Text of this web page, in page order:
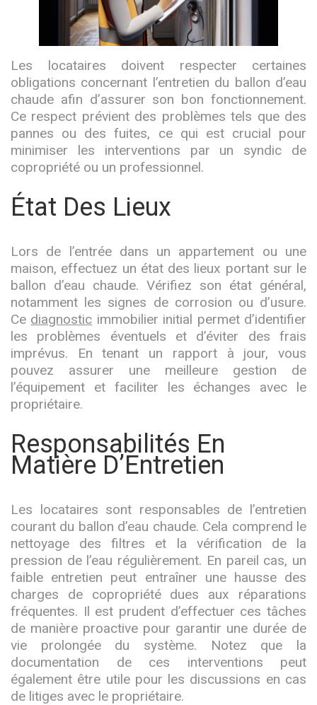
Les locataires doivent respecter certaines
obligations concernant l’entretien du ballon d’eau
chaude afin d’assurer son bon fonctionnement.
Ce respect prévient des problèmes tels que des
pannes ou des fuites, ce qui est crucial pour
minimiser les interventions par un syndic de
copropriété ou un professionnel.
État Des Lieux
Lors de l’entrée dans un appartement ou une
maison, effectuez un état des lieux portant sur le
ballon d’eau chaude. Vérifiez son état général,
notamment les signes de corrosion ou d’usure.
Ce diagnostic immobilier initial permet d’identifier
les problèmes éventuels et d’éviter des frais
imprévus. En tenant un rapport à jour, vous
pouvez assurer une meilleure gestion de
l’équipement et faciliter les échanges avec le
propriétaire.
Responsabilités En
Matière D’Entretien
Les locataires sont responsables de l’entretien
courant du ballon d’eau chaude. Cela comprend le
nettoyage des filtres et la vérification de la
pression de l’eau régulièrement. En pareil cas, un
faible entretien peut entraîner une hausse des
charges de copropriété dues aux réparations
fréquentes. Il est prudent d’effectuer ces tâches
de manière proactive pour garantir une durée de
vie prolongée du système. Notez que la
documentation de ces interventions peut
également être utile pour les discussions en cas
de litiges avec le propriétaire.